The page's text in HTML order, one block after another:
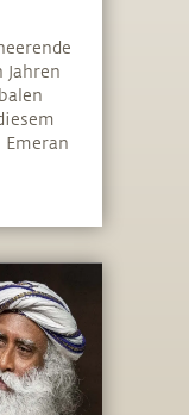
Jahren
Emeran